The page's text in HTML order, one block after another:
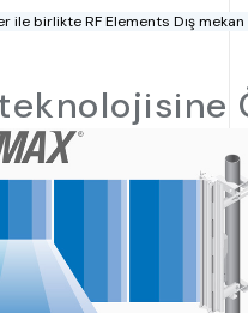
ile birlikte RF Elements Dış